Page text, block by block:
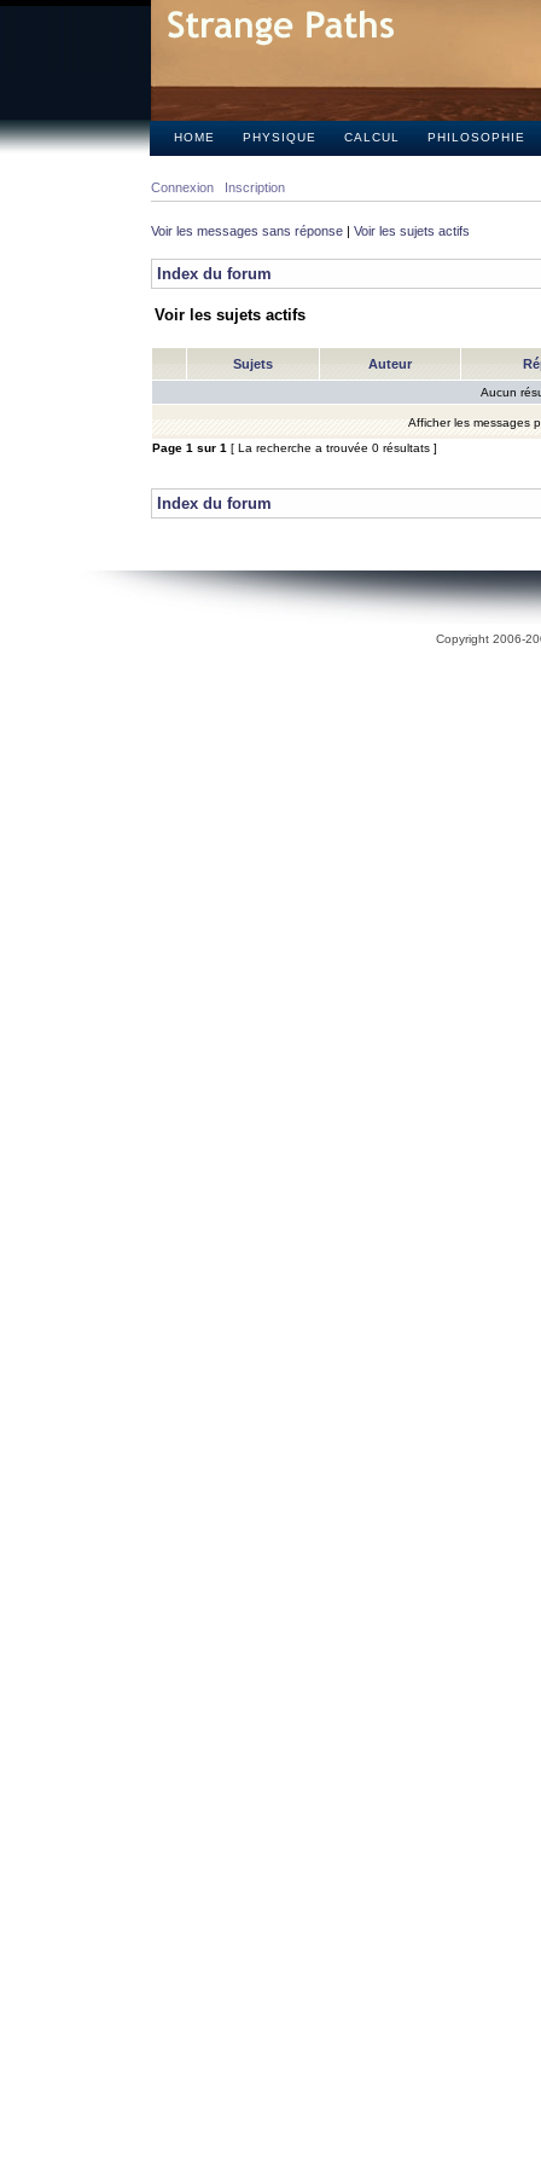
HOME PHYSIQUE CALCUL PHILOSOPHIE
Connexion Inscription
Voir les messages sans réponse | Voir les sujets actifs
Index du forum
Voir les sujets actifs
Sujets Auteur
Aucun
Afficher les messages
Page 1 sur 1 [ La recherche a trouvée 0 résultats ]
Index du forum
Copyright 2006-